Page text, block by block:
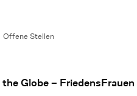
Offene Stellen
Globe –